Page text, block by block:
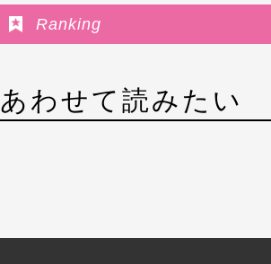
Ranking
あわせて読みたい